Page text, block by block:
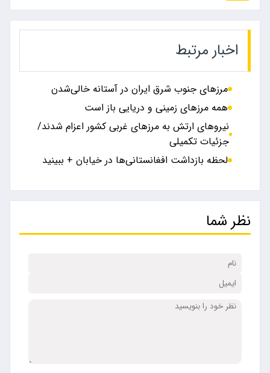
اخبار مرتبط
مرز‌های جنوب شرق ایران در آستانه خالی‌شدن
همه مرزهای زمینی و دریایی باز است
نیروهای ارتش به مرزهای غربی کشور اعزام شدند/
جزئیات تکمیلی
لحظه بازداشت افغانستانی‌ها در خیابان + ببینید
نظر شما